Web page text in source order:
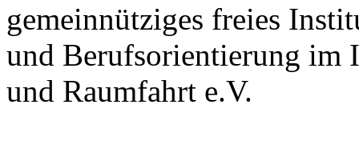
gemeinnütziges freies
und Berufsorientierung im
und Raumfahrt e.V.